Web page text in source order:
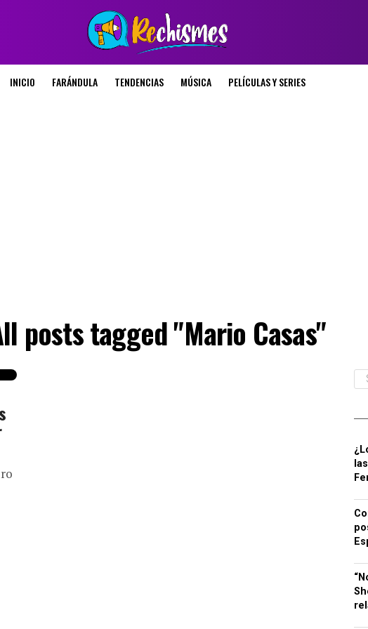
INICIO FARÁNDULA TENDENCIAS MÚSICA PELÍCULAS Y SERIES
posts tagged "Mario Casas"